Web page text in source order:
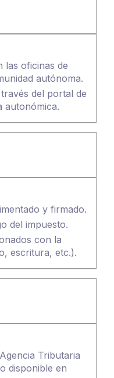
las oficinas de
autónoma.
del portal de
autonómica.
y firmado.
del impuesto.
con la
escritura, etc.).
Tributaria
disponible en